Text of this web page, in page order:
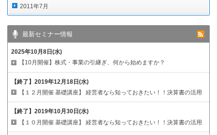
2011年7月
最新セミナー情報
2025年10月8日(水)
【10月開催】株式・事業の引継ぎ、何から始めますか？
【終了】 2019年12月18日(水)
【１２月開催 基礎講座】 経営者なら知っておきたい！！決算書の活用
【終了】 2019年10月30日(水)
【１０月開催 基礎講座】 経営者なら知っておきたい！！決算書の活用